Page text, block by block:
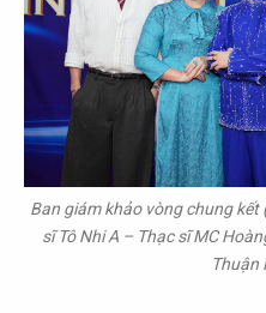
Ban giám khảo vòng chung kết
sĩ Tô Nhi A – Thạc sĩ MC
Thuận